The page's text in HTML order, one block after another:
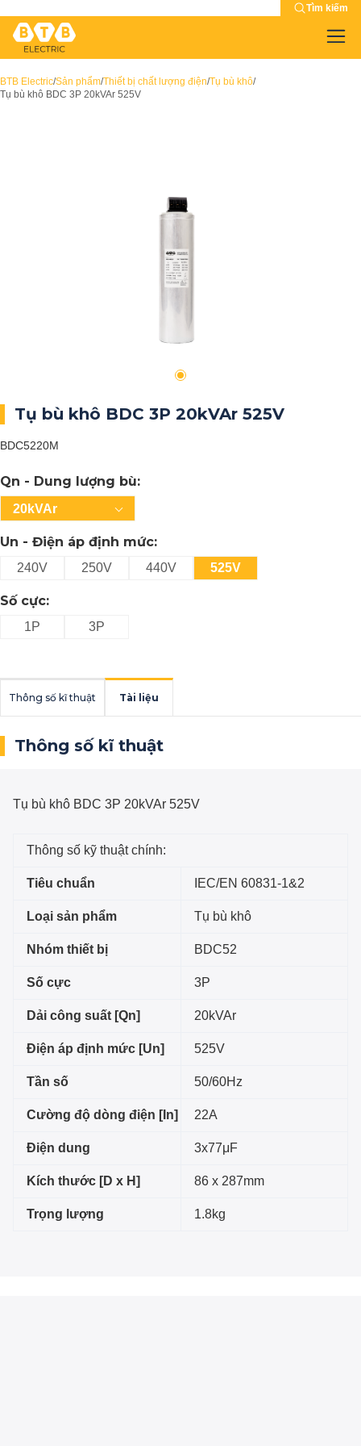
Tìm kiếm
BTB Electric/Sản phẩm/Thiết bị chất lượng điện/Tụ bù khô/
Tụ bù khô BDC 3P 20kVAr 525V
Tụ bù khô BDC 3P 20kVAr 525V
BDC5220M
Qn - Dung lượng bù:
20kVAr
Un - Điện áp định mức:
240V 250V 440V 525V
Số cực:
1P 3P
Thông số kĩ thuật Tài liệu
Thông số kĩ thuật
Tụ bù khô BDC 3P 20kVAr 525V
Thông số kỹ thuật chính:
Tiêu chuẩn IEC/EN 60831-1&2
Loại sản phẩm Tụ bù khô
Nhóm thiết bị BDC52
Số cực 3P
Dải công suất [Qn] 20kVAr
Điện áp định mức [Un] 525V
Tần số 50/60Hz
Cường độ dòng điện [In] 22A
Điện dung 3x77μF
Kích thước [D x H] 86 x 287mm
Trọng lượng 1.8kg